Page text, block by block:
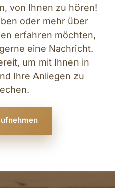
von Ihnen zu hören!
oder mehr über
erfahren möchten,
eine Nachricht.
um mit Ihnen in
Ihre Anliegen zu